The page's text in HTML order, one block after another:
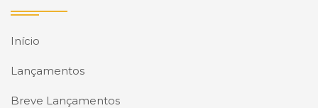
Início
Lançamentos
Breve Lançamentos